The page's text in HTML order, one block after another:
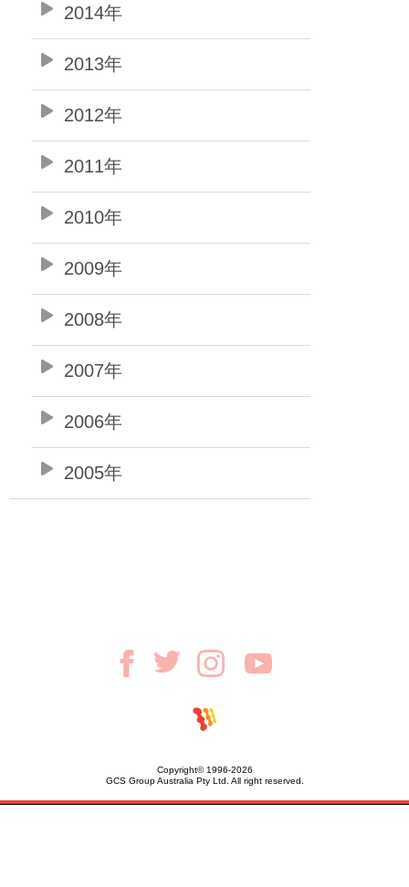
2014年
2013年
2012年
2011年
2010年
2009年
2008年
2007年
2006年
2005年
Copyright© 1996-2026
GCS Group Australia Pty Ltd. All right reserved.